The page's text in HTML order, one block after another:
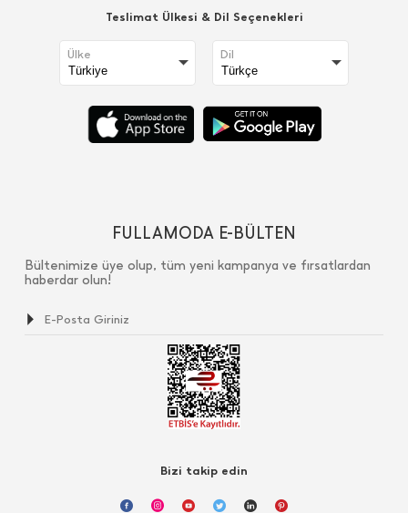
Teslimat Ülkesi & Dil Seçenekleri
Ülke Dil
FULLAMODA E-BÜLTEN
Bültenimize üye olup, tüm yeni kampanya ve fırsatlardan
haberdar olun!
Bizi takip edin